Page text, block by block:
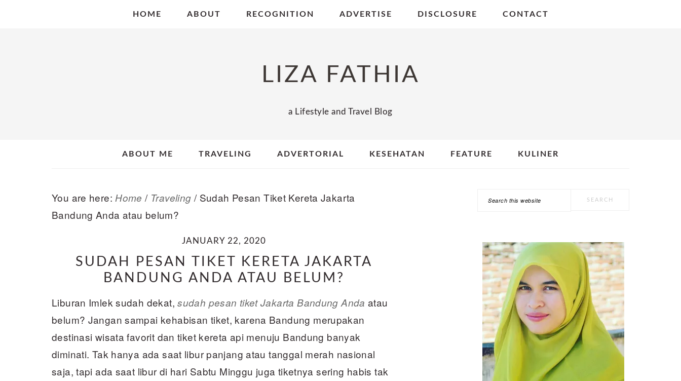
HOME ABOUT RECOGNITION ADVERTISE DISCLOSURE CONTACT
LIZA FATHIA
a Lifestyle and Travel Blog
ABOUT ME TRAVELING ADVERTORIAL KESEHATAN FEATURE KULINER
You are here: Home / Traveling /Sudah Pesan Tiket Kereta Jakarta
Bandung Anda atau belum?
JANUARY 22, 2020
SUDAH PESAN TIKET KERETA JAKARTA
BANDUNG ANDA ATAU BELUM?
Liburan Imlek sudah dekat,sudah pesan tiket Jakarta Bandung Anda atau
belum? Jangan sampai kehabisan tiket, karena Bandung merupakan
destinasi wisata favorit dan tiket kereta api menuju Bandung banyak
diminati. Tak hanya ada saat libur panjang atau tanggal merah nasional
saja, tapi ada saat libur di hari Sabtu Minggu juga tiketnya sering habis tak
PRIMARY
Search